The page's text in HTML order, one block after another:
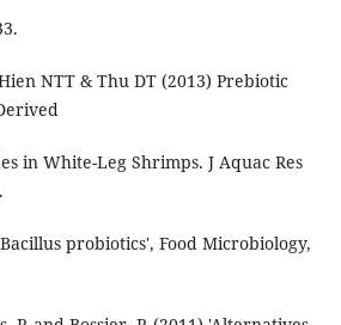
NTT & Thu DT (2013) Prebiotic
in White-Leg Shrimps. J Aquac Res
probiotics', Food Microbiology,